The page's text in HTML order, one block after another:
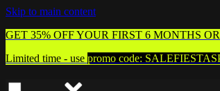
Skip to main content
GET 35% OFF YOUR FIRST 6 MONTHS
Limited time - use promo code: